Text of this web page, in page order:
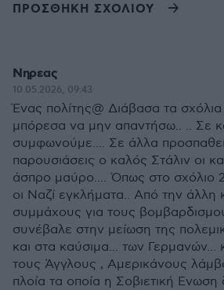
ΠΡΟΣΘΗΚΗ ΣΧΟΛΙΟΥ
Νηρεας
10.05.2026, 09:43
Ένας πολίτης@ Διάβασα τα
μπόρεσα να μην απαντήσω.. .. Σε
συμφωνούμε.... Σε άλλα
παρουσιάσεις ο καλός Στάλιν οι
άσπρο μαύρο.... Όπως στο σχόλιο
οι Ναζί εγκλήματα.. Από την άλλη
συμμάχους για τους
συνέβαλε στην μείωση της
και στα καύσιμα... των
τους Άγγλους , Αμερικάνους
πλοία τα οποία η Σοβιετική Ενωση